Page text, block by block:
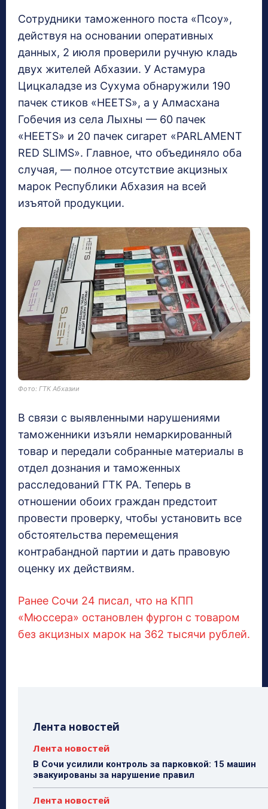
Сотрудники таможенного поста «Псоу»,
действуя на основании оперативных
данных, 2 июля проверили ручную кладь
двух жителей Абхазии. У Астамура
Цицкаладзе из Сухума обнаружили 190
пачек стиков «HEETS», а у Алмасхана
Гобечия из села Лыхны — 60 пачек
«HEETS» и 20 пачек сигарет «PARLAMENT
RED SLIMS». Главное, что объединяло оба
случая, — полное отсутствие акцизных
марок Республики Абхазия на всей
изъятой продукции.
Фото: ГТК Абхазии
В связи с выявленными нарушениями
таможенники изъяли немаркированный
товар и передали собранные материалы в
отдел дознания и таможенных
расследований ГТК РА. Теперь в
отношении обоих граждан предстоит
провести проверку, чтобы установить все
обстоятельства перемещения
контрабандной партии и дать правовую
оценку их действиям.
Ранее Сочи 24 писал, что на КПП
«Мюссера» остановлен фургон с товаром
без акцизных марок на 362 тысячи рублей.
Лента новостей
Лента новостей
В Сочи усилили контроль за парковкой: 15 машин
эвакуированы за нарушение правил
Лента новостей